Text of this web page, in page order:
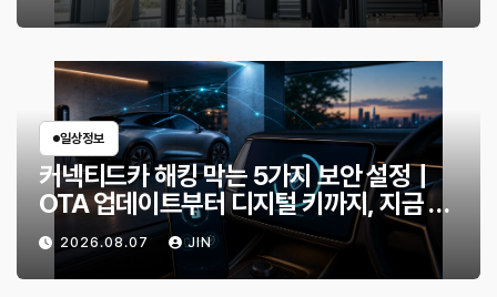
일상정보
커넥티드카 해킹 막는 5가지 보안 설정｜
OTA 업데이트부터 디지털 키까지, 지금 확
인할 것은?
2026.08.07 JIN